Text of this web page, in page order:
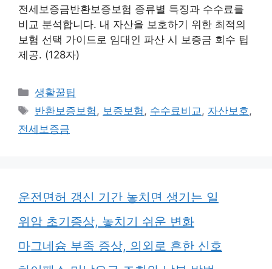
전세보증금반환보증보험 종류별 특징과 수수료를
비교 분석합니다. 내 자산을 보호하기 위한 최적의
보험 선택 가이드로 임대인 파산 시 보증금 회수 팁
제공. (128자)
카
테
리
생활꿀팁
태
그
반환보증보험, 보증보험, 수수료비교, 자산보호,
전세보증금
운전면허 갱신 기간 놓치면 생기는 일
위암 초기증상, 놓치기 쉬운 변화
마그네슘 부족 증상, 의외로 흔한 신호